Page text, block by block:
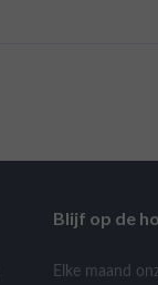
Blijf op de
Elke maand